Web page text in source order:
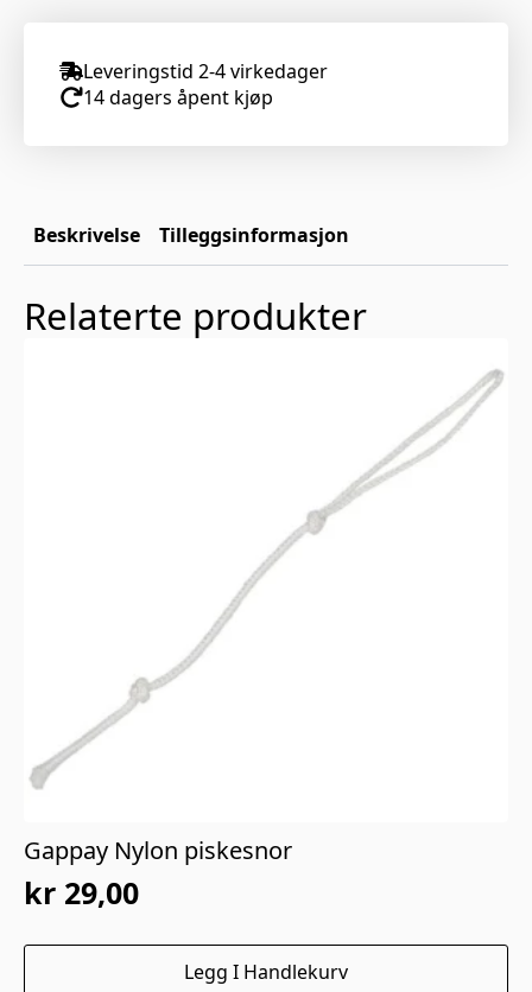
Leveringstid 2-4 virkedager
14 dagers åpent kjøp
Beskrivelse Tilleggsinformasjon
Relaterte produkter
Gappay Nylon piskesnor
kr 29,00
Legg I Handlekurv